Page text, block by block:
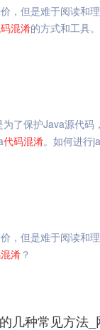
，但是难于阅读和
混淆的方式和工具。
为了保护Java源代码
代码混淆。如何进行
，但是难于阅读和
混淆 ？
几种常见方法